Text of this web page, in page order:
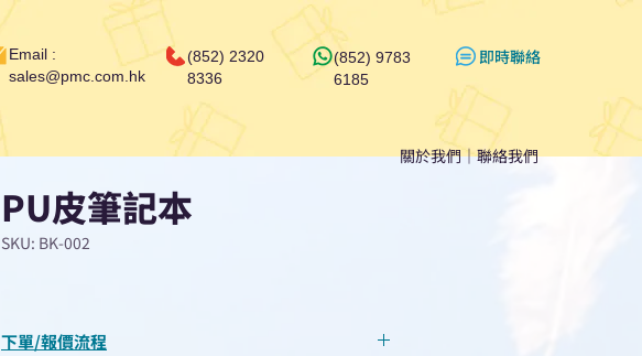
Email :
sales@pmc.com.hk
(852) 2320
8336
(852) 9783
6185
​即時聯絡
關於我們｜聯絡我們
PU皮筆記本
SKU: BK-002
下單/報價流程